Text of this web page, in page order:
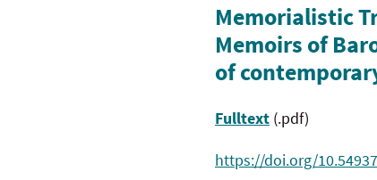
Memorialistic
Memoirs of
of
Fulltext (.pdf)
https://doi.org/